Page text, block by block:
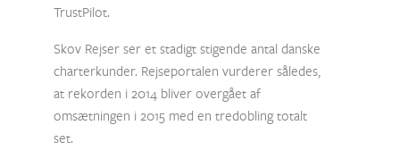
TrustPilot.
Skov Rejser ser et stadigt stigende antal danske
charterkunder. Rejseportalen vurderer således,
at rekorden i 2014 bliver overgået af
omsætningen i 2015 med en tredobling totalt
set.